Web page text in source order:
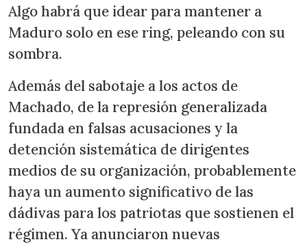
Algo habrá que idear para mantener a
Maduro solo en ese ring, peleando con su
sombra.
Además del sabotaje a los actos de
Machado, de la represión generalizada
fundada en falsas acusaciones y la
detención sistemática de dirigentes
medios de su organización, probablemente
haya un aumento significativo de las
dádivas para los patriotas que sostienen el
régimen. Ya anunciaron nuevas